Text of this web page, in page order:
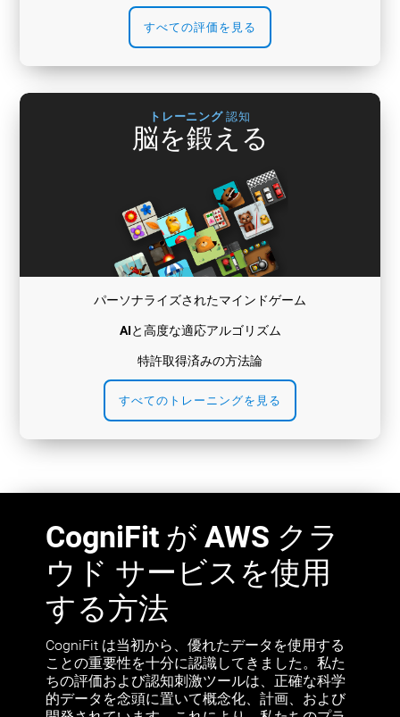
すべての評価を見る
トレーニング認知
脳を鍛える
すべてのトレーニングを見る
パーソナライズされたマインドゲーム
AIと高度な適応アルゴリズム
特許取得済みの方法論
CogniFit が AWS クラ
ウド サービスを使用
する方法
CogniFit は当初から、優れたデータを使用する
ことの重要性を十分に認識してきました。私た
ちの評価および認知刺激ツールは、正確な科学
的データを念頭に置いて概念化、計画、および